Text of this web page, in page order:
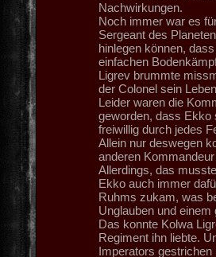
Nachwirkungen.
Noch immer war es
Sergeant des
hinlegen können,
einfachen
Ligrev brummte
der Colonel sein
Leider waren die
geworden, dass Ekko
freiwillig durch jedes
Allein nur deswegen
anderen
Allerdings, das
Ekko auch immer
Ruhms zukam, was
Unglauben und
Das konnte Kolwa
Regiment ihn liebte.
Imperators